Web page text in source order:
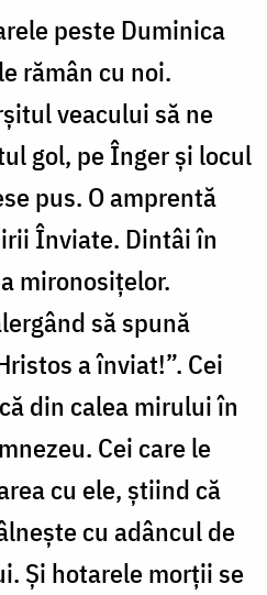
peste Duminica
rămân cu noi.
veacului să ne
gol, pe Înger și locul
pus. O amprentă
Înviate. Dintâi în
mironosițelor.
să spună
a înviat!”. Cei
din calea mirului în
Cei care le
cu ele, știind că
cu adâncul de
Și hotarele morții se